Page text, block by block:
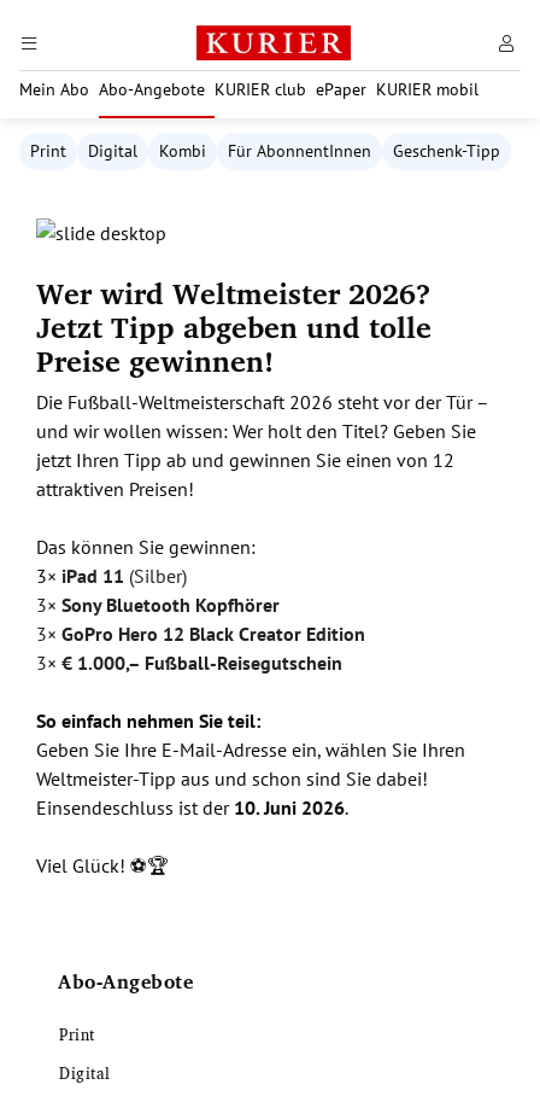
Mein Abo Abo-Angebote KURIER club ePaper KURIER mobil
Print Digital Kombi Für AbonnentInnen Geschenk-Tipp
Wer wird Weltmeister 2026?
Jetzt Tipp abgeben und tolle
Preise gewinnen!
Die Fußball-Weltmeisterschaft 2026 steht vor der Tür –
und wir wollen wissen: Wer holt den Titel? Geben Sie
jetzt Ihren Tipp ab und gewinnen Sie einen von 12
attraktiven Preisen!
Das können Sie gewinnen:
3× iPad 11 (Silber)
3× Sony Bluetooth Kopfhörer
3× GoPro Hero 12 Black Creator Edition
3× € 1.000,– Fußball-Reisegutschein
So einfach nehmen Sie teil:
Geben Sie Ihre E-Mail-Adresse ein, wählen Sie Ihren
Weltmeister-Tipp aus und schon sind Sie dabei!
Einsendeschluss ist der 10. Juni 2026.
Viel Glück! ⚽🏆
Abo-Angebote
Print
Digital